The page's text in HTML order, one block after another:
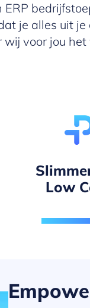
je alles uit
voor jou het
Low